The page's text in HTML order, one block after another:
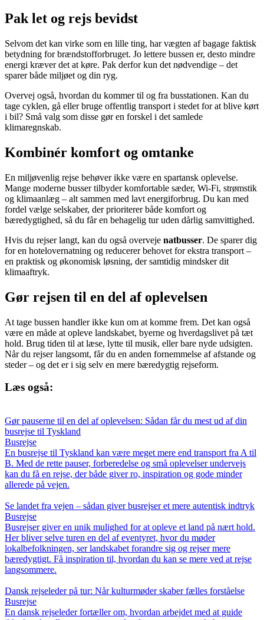
Pak let og rejs bevidst
Selvom det kan virke som en lille ting, har vægten af bagage faktisk
betydning for brændstofforbruget. Jo lettere bussen er, desto mindre
energi kræver det at køre. Pak derfor kun det nødvendige – det
sparer både miljøet og din ryg.
Overvej også, hvordan du kommer til og fra busstationen. Kan du
tage cyklen, gå eller bruge offentlig transport i stedet for at blive kørt
i bil? Små valg som disse gør en forskel i det samlede
klimaregnskab.
Kombinér komfort og omtanke
En miljøvenlig rejse behøver ikke være en spartansk oplevelse.
Mange moderne busser tilbyder komfortable sæder, Wi-Fi, strømstik
og klimaanlæg – alt sammen med lavt energiforbrug. Du kan med
fordel vælge selskaber, der prioriterer både komfort og
bæredygtighed, så du får en behagelig tur uden dårlig samvittighed.
Hvis du rejser langt, kan du også overveje natbusser. De sparer dig
for en hotelovernatning og reducerer behovet for ekstra transport –
en praktisk og økonomisk løsning, der samtidig mindsker dit
klimaaftryk.
Gør rejsen til en del af oplevelsen
At tage bussen handler ikke kun om at komme frem. Det kan også
være en måde at opleve landskabet, byerne og hverdagslivet på tæt
hold. Brug tiden til at læse, lytte til musik, eller bare nyde udsigten.
Når du rejser langsomt, får du en anden fornemmelse af afstande og
steder – og det er i sig selv en mere bæredygtig rejseform.
Læs også:
Gør pauserne til en del af oplevelsen: Sådan får du mest ud af din
busrejse til Tyskland
Busrejse
En busrejse til Tyskland kan være meget mere end transport fra A til
B. Med de rette pauser, forberedelse og små oplevelser undervejs
kan du få en rejse, der både giver ro, inspiration og gode minder
allerede på vejen.
Se landet fra vejen – sådan giver busrejser et mere autentisk indtryk
Busrejse
Busrejser giver en unik mulighed for at opleve et land på nært hold.
Her bliver selve turen en del af eventyret, hvor du møder
lokalbefolkningen, ser landskabet forandre sig og rejser mere
bæredygtigt. Få inspiration til, hvordan du kan se mere ved at rejse
langsommere.
Dansk rejseleder på tur: Når kulturmøder skaber fælles forståelse
Busrejse
En dansk rejseleder fortæller om, hvordan arbejdet med at guide